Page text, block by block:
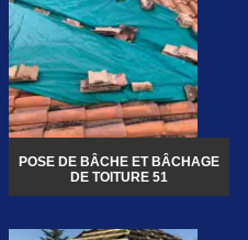
POSE DE BÂCHE ET BÂCHAGE
DE TOITURE 51